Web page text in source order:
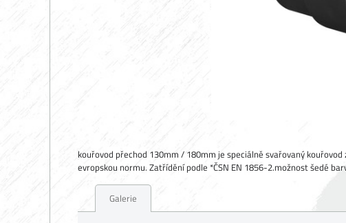
kouřovod přechod 130mm / 180mm je speciálně svařovaný
evropskou normu. Zatřídění podle *ČSN EN 1856-2.možnost šedé
Galerie